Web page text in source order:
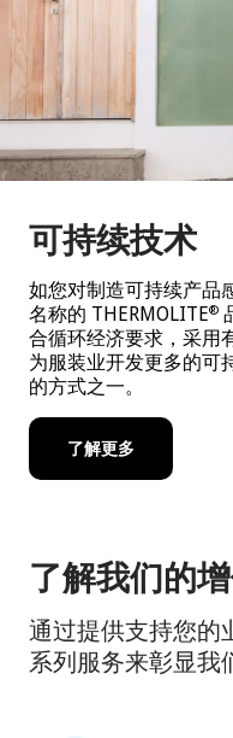
可持续技术
如您对制造可持续产品
名称的 THERMOLITE®
合循环经济要求，采用
为服装业开发更多的可
的方式之一。
了解更多
了解我们的
通过提供支持您的
系列服务来彰显我